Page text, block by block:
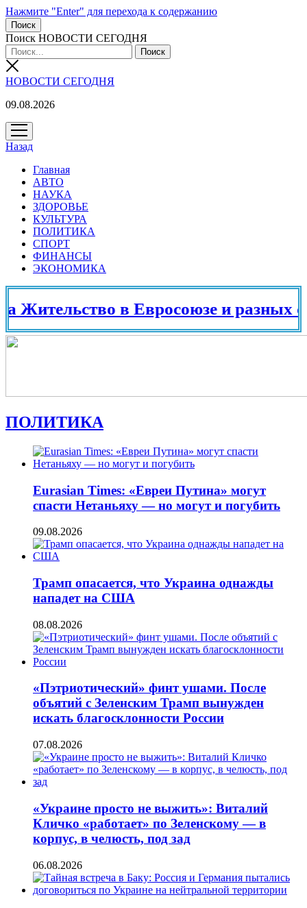
Нажмите "Enter" для перехода к содержанию
Поиск
Поиск НОВОСТИ СЕГОДНЯ
НОВОСТИ СЕГОДНЯ
09.08.2026
открыть
меню
Назад
Главная
АВТО
НАУКА
ЗДОРОВЬЕ
КУЛЬТУРА
ПОЛИТИКА
СПОРТ
ФИНАНСЫ
ЭКОНОМИКА
в Евросоюзе и разных
ПОЛИТИКА
Eurasian Times: «Евреи Путина» могут
спасти Нетаньяху — но могут и погубить
09.08.2026
Трамп опасается, что Украина однажды
нападет на США
08.08.2026
«Пэтриотический» финт ушами. После
объятий с Зеленским Трамп вынужден
искать благосклонности России
07.08.2026
«Украине просто не выжить»: Виталий
Кличко «работает» по Зеленскому — в
корпус, в челюсть, под зад
06.08.2026